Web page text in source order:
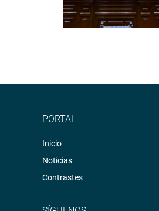
PORTAL
Inicio
Noticias
Contrastes